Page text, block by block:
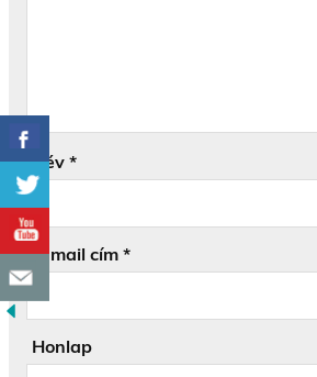
Név *
E-mail cím *
Honlap